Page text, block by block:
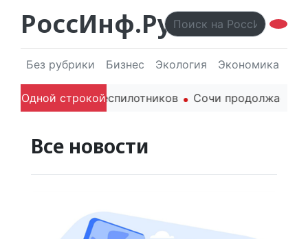
РоссИнф.Ру
Без рубрики Бизнес Экология Экономика
Одной строкой
беспилотников Сочи продолжает
Все новости